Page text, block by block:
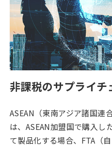
非課税のサプライチ
ASEAN（東南アジア諸国連
は、ASEAN加盟国で購入し
て製品化する場合、FTA（